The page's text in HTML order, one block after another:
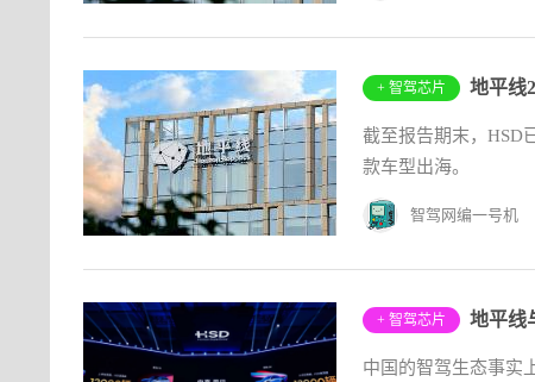
+ 智驾芯片
截至报告期末，HSD
款车型出海。
智驾网编一号机
+ 智驾芯片 地平线
中国的智驾生态事实